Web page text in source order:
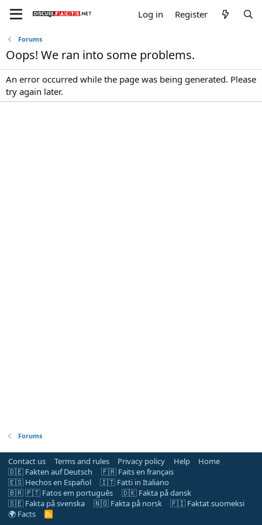
Log in Register
Forums
Oops! We ran into some problems.
An error occurred while the page was being generated. Please
try again later.
Forums
Contact us Terms and rules Privacy policy Help
Home
🇩🇪 Fakten auf Deutsch
🇫🇷 Faits en français
🇪🇸 Hechos en Español
🇮🇹 Fatti in Italiano
🇧🇷 🇵🇹 Fatos em português
🇩🇰 Fakta på dansk
🇸🇪 Fakta på svenska
🇳🇴 Fakta på norsk
🇫🇮 Faktat suomeksi
🌍 Facts
R